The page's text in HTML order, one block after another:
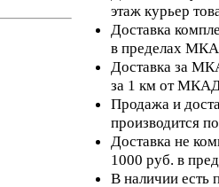
этаж курьер
Доставка
в пределах
Доставка за
за 1 км от
Продажа и
производится
Доставка не
1000 руб. в
В наличии есть